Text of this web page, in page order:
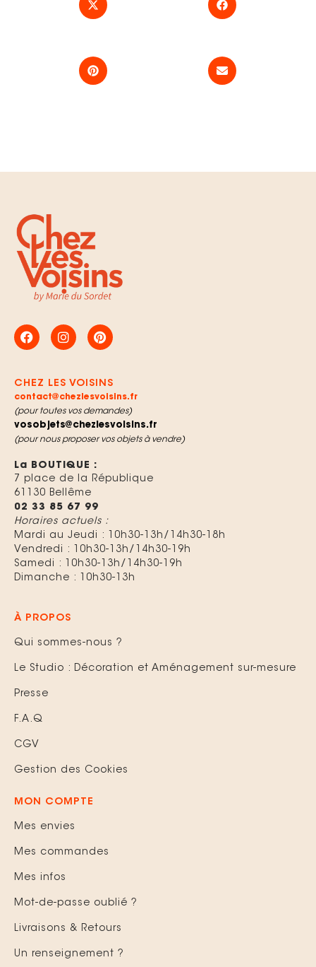
CHEZ LES VOISINS
contact@chezlesvoisins.fr
(pour toutes vos demandes)
vosobjets@chezlesvoisins.fr
(pour nous proposer vos objets à vendre)
La BOUTIQUE :
7 place de la République
61130 Bellême
02 33 85 67 99
Horaires actuels :
Mardi au Jeudi :
10h30-13h/14h30-18h
Vendredi : 10h30-13h/14h30-19h
Samedi : 10h30-13h/14h30-19h
Dimanche : 10h30-13h
À PROPOS
Qui sommes-nous ?
Le Studio : Décoration et Aménagement sur-mesure
Presse
F.A.Q
CGV
Gestion des Cookies
MON COMPTE
Mes envies
Mes commandes
Mes infos
Mot-de-passe oublié ?
Livraisons & Retours
Un renseignement ?